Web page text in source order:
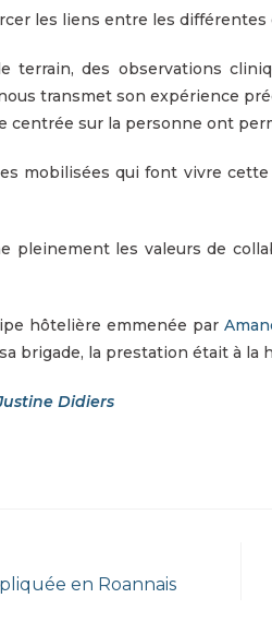
les liens entre les
terrain, des observations
transmet son expérience
centrée sur la personne ont
mobilisées qui font vivre
pleinement les valeurs de
hôtelière emmenée par
brigade, la prestation était à la
Didiers
en Roannais